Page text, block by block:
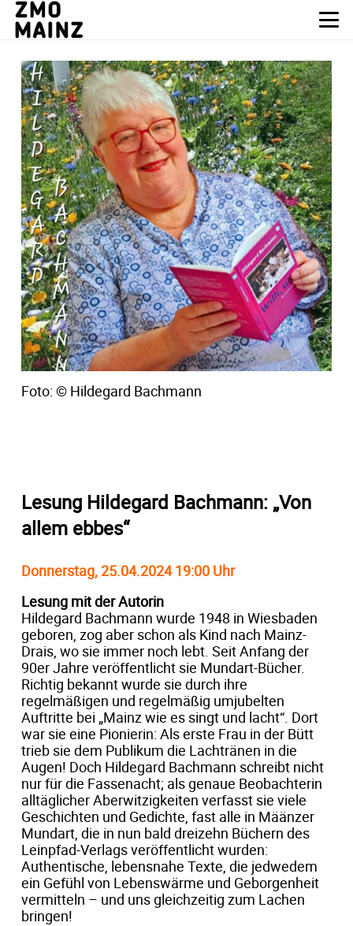
Foto: © Hildegard Bachmann
Lesung Hildegard Bachmann: „Von
allem ebbes“
Donnerstag, 25.04.2024 19:00 Uhr
Lesung mit der Autorin
Hildegard Bachmann wurde 1948 in Wiesbaden
geboren, zog aber schon als Kind nach Mainz-
Drais, wo sie immer noch lebt. Seit Anfang der
90er Jahre veröffentlicht sie Mundart-Bücher.
Richtig bekannt wurde sie durch ihre
regelmäßigen und regelmäßig umjubelten
Auftritte bei „Mainz wie es singt und lacht“. Dort
war sie eine Pionierin: Als erste Frau in der Bütt
trieb sie dem Publikum die Lachtränen in die
Augen! Doch Hildegard Bachmann schreibt nicht
nur für die Fassenacht; als genaue Beobachterin
alltäglicher Aberwitzigkeiten verfasst sie viele
Geschichten und Gedichte, fast alle in Määnzer
Mundart, die in nun bald dreizehn Büchern des
Leinpfad-Verlags veröffentlicht wurden:
Authentische, lebensnahe Texte, die jedwedem
ein Gefühl von Lebenswärme und Geborgenheit
vermitteln – und uns gleichzeitig zum Lachen
bringen!